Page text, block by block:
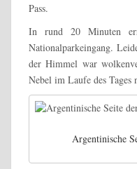
Pass.
In rund 20 Minuten
Nationalparkeingang.
der Himmel war
Nebel im Laufe des Tages
Argentinische